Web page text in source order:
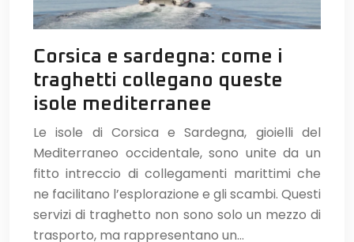
Corsica e sardegna: come i
traghetti collegano queste
isole mediterranee
Le isole di Corsica e Sardegna, gioielli del
Mediterraneo occidentale, sono unite da un
fitto intreccio di collegamenti marittimi che
ne facilitano l’esplorazione e gli scambi. Questi
servizi di traghetto non sono solo un mezzo di
trasporto, ma rappresentano un…